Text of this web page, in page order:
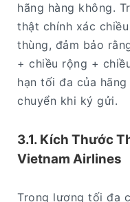
hãng hàng không.
thật chính xác
thùng, đảm bảo
+ chiều rộng +
hạn tối đa của
chuyển khi ký gửi.
3.1. Kích Thước
Vietnam Airlines
Trọng lượng tối đa